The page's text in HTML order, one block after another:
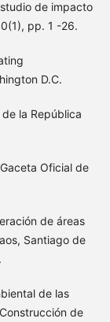
de impacto
pp. 1 -26.
D.C.
la República
Oficial de
de áreas
Santiago de
de las
de